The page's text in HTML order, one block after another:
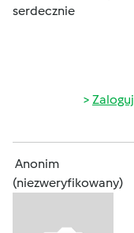
serdecznie
Zaloguj
Anonim
(niezweryfikowany)